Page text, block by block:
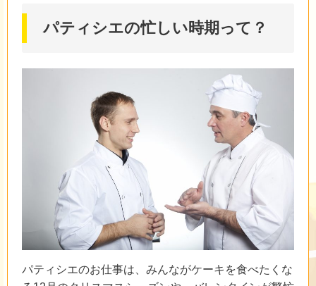
パティシエの忙しい時期って？
パティシエのお仕事は、みんながケーキを食べたくな